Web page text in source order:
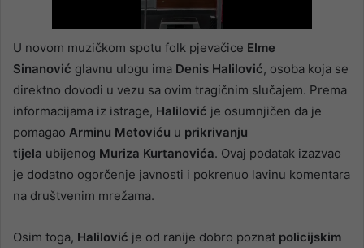
U novom muzičkom spotu folk pjevačice Elme
Sinanović glavnu ulogu ima Denis Halilović, osoba koja se
direktno dovodi u vezu sa ovim tragičnim slučajem. Prema
informacijama iz istrage, Halilović je osumnjičen da je
pomagao Arminu Metoviću u prikrivanju
tijela ubijenog Muriza Kurtanovića. Ovaj podatak izazvao
je dodatno ogorčenje javnosti i pokrenuo lavinu komentara
na društvenim mrežama.
Osim toga, Halilović je od ranije dobro poznat policijskim